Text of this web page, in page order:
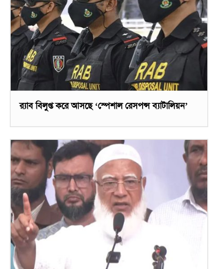
র‌্যাব বিলুপ্ত করে আসছে ‘স্পেশাল রেসপন্স ব্যাটালিয়ন’